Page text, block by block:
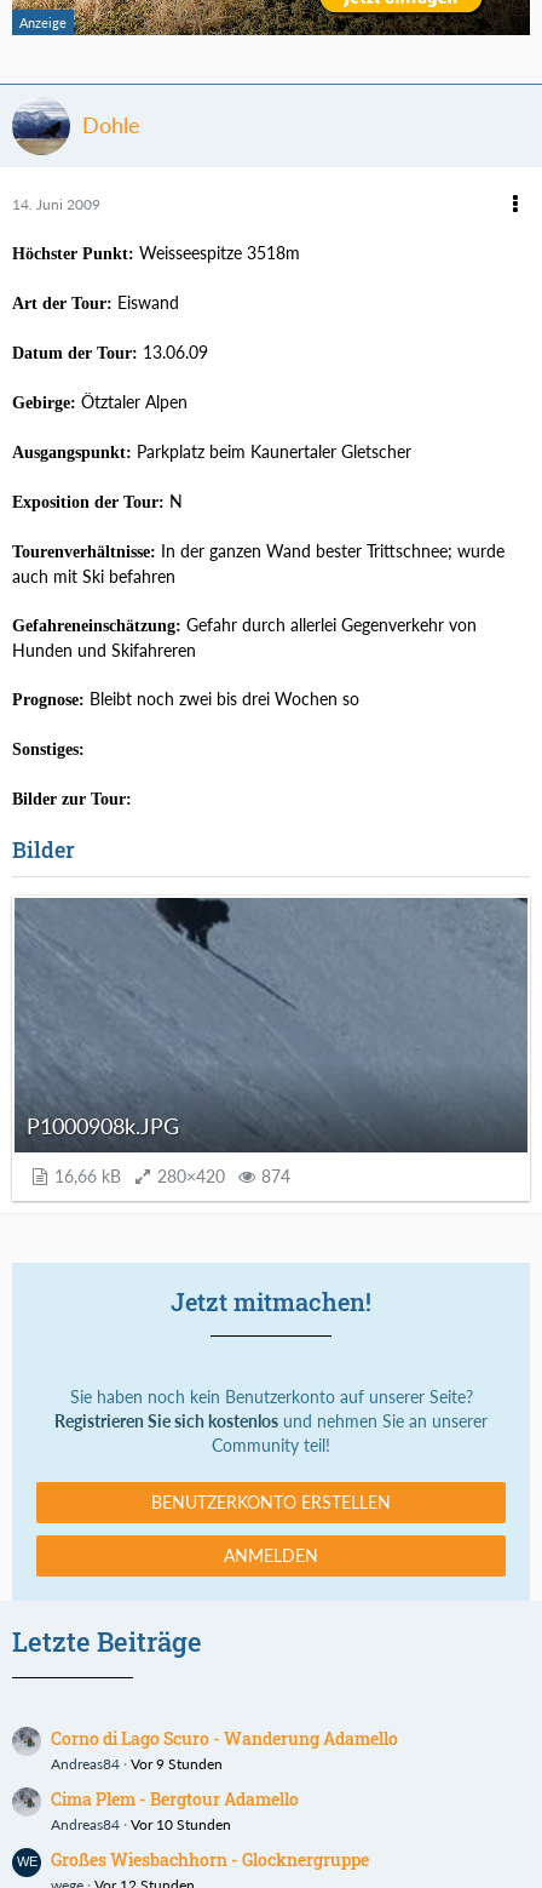
Dohle
14. Juni 2009
Höchster Punkt: Weisseespitze 3518m
Art der Tour: Eiswand
Datum der Tour: 13.06.09
Gebirge: Ötztaler Alpen
Ausgangspunkt: Parkplatz beim Kaunertaler Gletscher
Exposition der Tour: N
Tourenverhältnisse: In der ganzen Wand bester Trittschnee; wurde
auch mit Ski befahren
Gefahreneinschätzung: Gefahr durch allerlei Gegenverkehr von
Hunden und Skifahreren
Prognose: Bleibt noch zwei bis drei Wochen so
Sonstiges:
Bilder zur Tour:
Bilder
P1000908k.JPG
16,66 kB 280×420 874
Jetzt mitmachen!
Sie haben noch kein Benutzerkonto auf unserer Seite?
Registrieren Sie sich kostenlos und nehmen Sie an unserer
Community teil!
BENUTZERKONTO ERSTELLEN
ANMELDEN
Letzte Beiträge
Corno di Lago Scuro - Wanderung Adamello
Andreas84 Vor 9 Stunden
Cima Plem - Bergtour Adamello
Andreas84 Vor 10 Stunden
Großes Wiesbachhorn - Glocknergruppe